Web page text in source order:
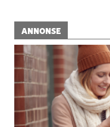
ANNONSE